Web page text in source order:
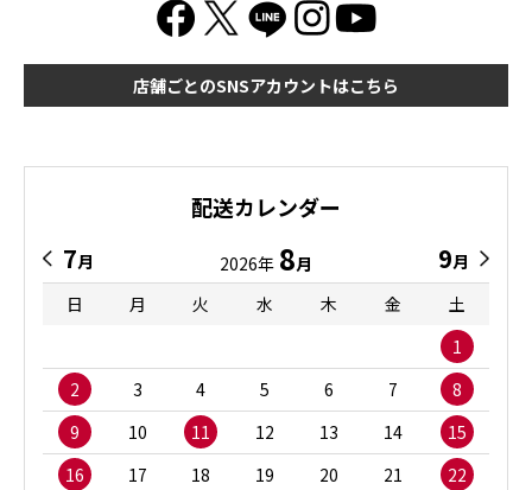
店舗ごとのSNSアカウントはこちら
配送カレンダー
7月 2026年 8月 9月
日
月 火 水 木 金
土
1
2
3 4 5 6 7
8
9
10 11 12 13 14
15
16
17 18 19 20 21 22